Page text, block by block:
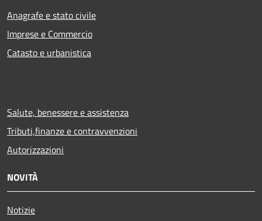
Anagrafe e stato civile
Imprese e Commercio
Catasto e urbanistica
Salute, benessere e assistenza
Tributi,finanze e contravvenzioni
Autorizzazioni
NOVITÀ
Notizie